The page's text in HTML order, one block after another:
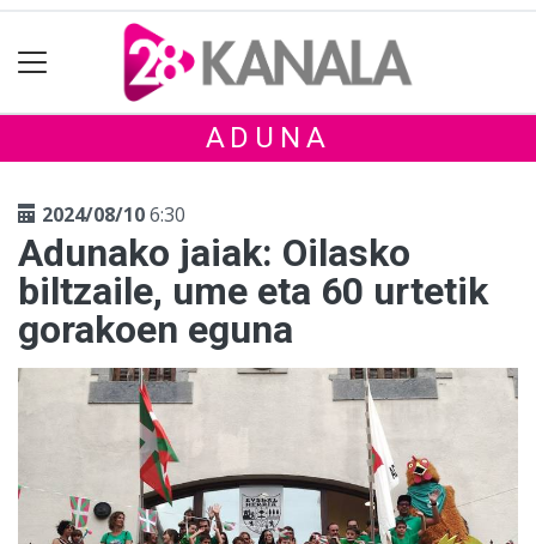
ADUNA
2024/08/106:30
Adunako jaiak: Oilasko
biltzaile, ume eta 60 urtetik
gorakoen eguna